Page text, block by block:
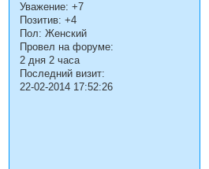
Уважение: +7
Позитив: +4
Пол: Женский
Провел на форуме:
2 дня 2 часа
Последний визит:
22-02-2014 17:52:26